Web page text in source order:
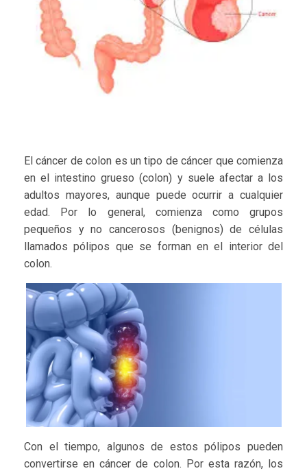
El cáncer de colon es un tipo de cáncer que comienza
en el intestino grueso (colon) y suele afectar a los
adultos mayores, aunque puede ocurrir a cualquier
edad. Por lo general, comienza como grupos
pequeños y no cancerosos (benignos) de células
llamados pólipos que se forman en el interior del
colon.
Con el tiempo, algunos de estos pólipos pueden
convertirse en cáncer de colon. Por esta razón, los